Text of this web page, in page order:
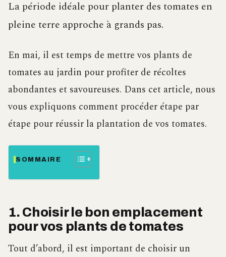
La période idéale pour planter des tomates en
pleine terre approche à grands pas.
En mai, il est temps de mettre vos plants de
tomates au jardin pour profiter de récoltes
abondantes et savoureuses. Dans cet article, nous
vous expliquons comment procéder étape par
étape pour réussir la plantation de vos tomates.
SOMMAIRE
1. Choisir le bon emplacement
pour vos plants de tomates
Tout d’abord, il est important de choisir un